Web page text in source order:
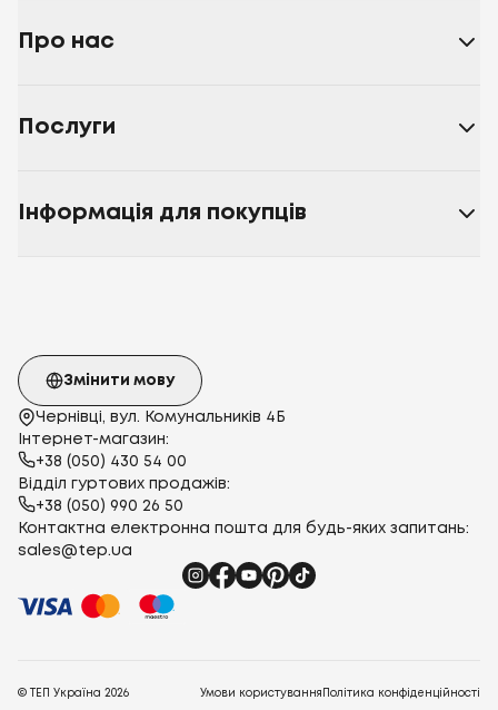
Про нас
Послуги
Інформація для покупців
Чернівці, вул. Комунальників 4Б
Інтернет-магазин:
+38 (050) 430 54 00
Відділ гуртових продажів:
+38 (050) 990 26 50
Контактна електронна пошта для будь-яких запитань:
sales@tep.ua
Змінити мову
© ТЕП Україна 2026 Умови користування Політика конфіденційності